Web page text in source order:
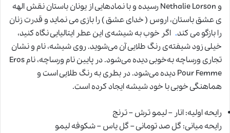
و Nethalie Lorson رسیده و با نمادهایی از یونان باستان نقش الهه
ی عشق باستان، اروس ( خدای عشق ) را بازی می نماید و قدرت زنان
را بازگو می کند. اگر خوب به شیشه‌ی این عطر ایتالیایی نگاه کنید،
خیلی زود شیفته‌ی رنگ طلایی آن می‌شوید. روی شیشه، نام و نشان
تجاری ورساچه به‌خوبی دیده می‌شود. در پایین نام ورساچه، نام Eros
Pour Femme دیده می‌شود. در بطری به رنگ طلایی است و
هماهنگی خوبی با خود شیشه ایجاد کرده است.
رایحه اولیه: انار – لیمو ترش – ترنج
رایحه میانی: گل صد تومانی – گل یاس – شکوفه لیمو